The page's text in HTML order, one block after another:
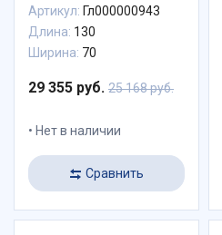
Артикул: Гл000000943
Длина: 130
Ширина: 70
29 355 руб. 25 168 руб.
Нет в наличии
Сравнить